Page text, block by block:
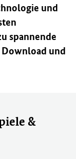
und
spannende
und
&